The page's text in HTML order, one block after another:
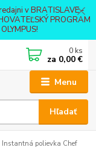
v BRATISLAVE -
PROGRAM
Menu
Hľadať
0 ks
za 0,00 €
Instantná polievka Chef